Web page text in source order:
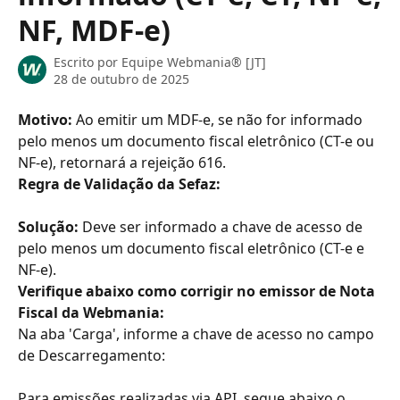
NF, MDF-e)
Escrito por Equipe Webmania® [JT]
28 de outubro de 2025
Motivo: Ao emitir um MDF-e, se não for informado
pelo menos um documento fiscal eletrônico (CT-e ou
NF-e), retornará a rejeição 616.
Regra de Validação da Sefaz:
Solução: Deve ser informado a chave de acesso de
pelo menos um documento fiscal eletrônico (CT-e e
NF-e).
Verifique abaixo como corrigir no emissor de Nota
Fiscal da Webmania:
Na aba 'Carga', informe a chave de acesso no campo
de Descarregamento: